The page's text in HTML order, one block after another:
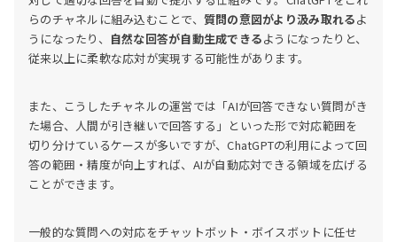
らのチャネルに組み込むことで、 質問の意図がより汲み取れるよ
うになったり、 自然な回答が自動生成できるようになったりと、
従来以上に柔軟な応対が実現する可能性があります。
また、こうしたチャネルの運営では「AIが回答できない質問がき
た場合、人間が引き継いで回答する」といった形で対応範囲を
切り分けているケースが多いですが、ChatGPTの利用によって回
答の範囲・精度が向上すれば、AIが自動応対できる領域を広げる
ことができます。
一般的な質問への対応をチャットボット・ボイスボットに任せ